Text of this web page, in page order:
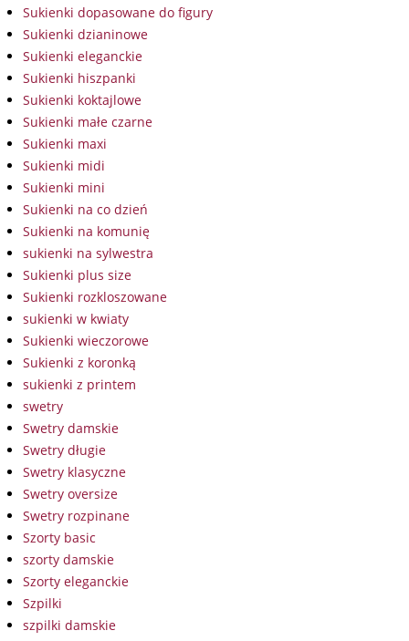
Sukienki dopasowane do figury
Sukienki dzianinowe
Sukienki eleganckie
Sukienki hiszpanki
Sukienki koktajlowe
Sukienki małe czarne
Sukienki maxi
Sukienki midi
Sukienki mini
Sukienki na co dzień
Sukienki na komunię
sukienki na sylwestra
Sukienki plus size
Sukienki rozkloszowane
sukienki w kwiaty
Sukienki wieczorowe
Sukienki z koronką
sukienki z printem
swetry
Swetry damskie
Swetry długie
Swetry klasyczne
Swetry oversize
Swetry rozpinane
Szorty basic
szorty damskie
Szorty eleganckie
Szpilki
szpilki damskie